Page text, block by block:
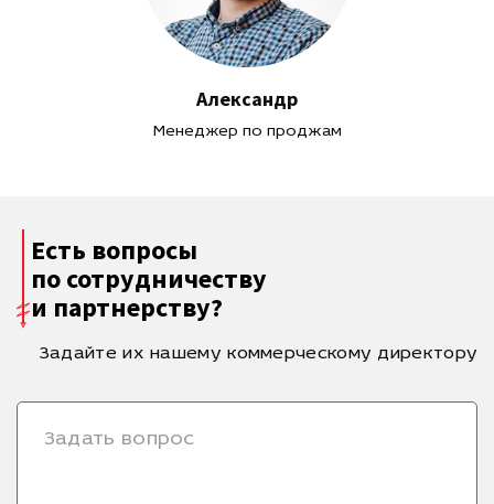
Александр
Менеджер по проджам
Есть вопросы
по сотрудничеству
и партнерству?
Задайте их нашему коммерческому директору